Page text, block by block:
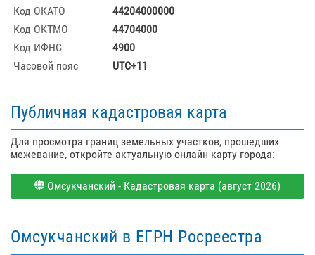
Код ОКАТО
44204000000
Код ОКТМО
44704000
Код ИФНС
4900
Часовой пояс
UTC+11
Публичная кадастровая карта
Для просмотра границ земельных участков, прошедших
межевание, откройте актуальную онлайн карту города:
Омсукчанский - Кадастровая карта (август 2026)
Омсукчанский в ЕГРН Росреестра